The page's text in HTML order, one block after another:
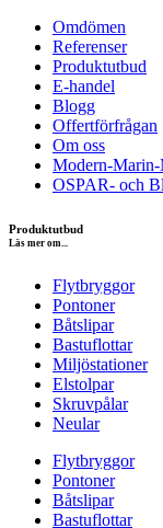
Omdömen
Referenser
Produktutbud
E-handel
Blogg
Offertförfrågan
Om oss
Modern-
OSPAR- och
Produktutbud
Läs mer om...
Flytbryggor
Pontoner
Båtslipar
Bastuflottar
Miljöstationer
Elstolpar
Skruvpålar
Neular
Flytbryggor
Pontoner
Båtslipar
Bastuflottar